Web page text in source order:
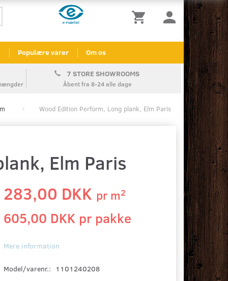
Populære varer Om os
7 STORE SHOWROOMS
Åbent fra 8-24 alle dage
Wood Edition Perform, Long plank, Elm Paris
Elm Paris
283,00 DKK pr m2
605,00 DKK pr pakke
Mere information
Model/varenr.:
1101240208